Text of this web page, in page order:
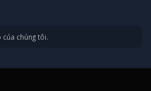
chúng tôi.